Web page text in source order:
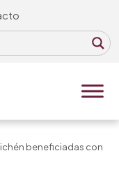
beneficiadas con